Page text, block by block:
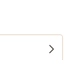
dan kan dat
geopend
zijn er